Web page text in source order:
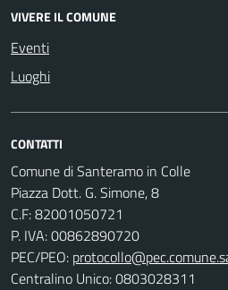
VIVERE IL COMUNE
Eventi
Luoghi
CONTATTI
Comune di Santeramo in Colle
Piazza Dott. G. Simone, 8
C.F:82001050721
P. IVA:00862890720
PEC/PEO:
Centralino Unico: 0803028311